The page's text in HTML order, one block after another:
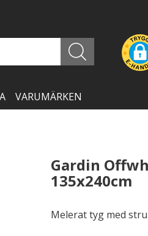
VARUMÄRKEN
Gardin
135x240cm
Melerat tyg med